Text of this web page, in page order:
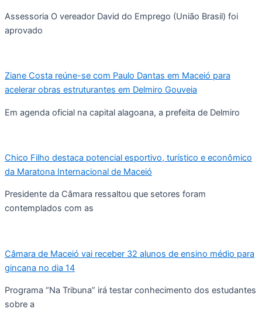
Assessoria O vereador David do Emprego (União Brasil) foi
aprovado
Ziane Costa reúne-se com Paulo Dantas em Maceió para
acelerar obras estruturantes em Delmiro Gouveia
Em agenda oficial na capital alagoana, a prefeita de Delmiro
Chico Filho destaca potencial esportivo, turístico e econômico
da Maratona Internacional de Maceió
Presidente da Câmara ressaltou que setores foram
contemplados com as
Câmara de Maceió vai receber 32 alunos de ensino médio para
gincana no dia 14
Programa “Na Tribuna” irá testar conhecimento dos estudantes
sobre a